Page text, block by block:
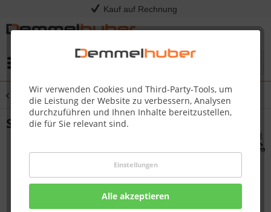
Kauf auf Rechnung
Wir verwenden Cookies und Third-Party-Tools, um
die Leistung der Website zu verbessern, Analysen
durchzuführen und Ihnen Inhalte bereitzustellen,
die für Sie relevant sind.
Einstellungen
Alle akzeptieren
Übersicht Saunaöfen & Steine
Saunaofen 9 kW ohne Saunasteuerung